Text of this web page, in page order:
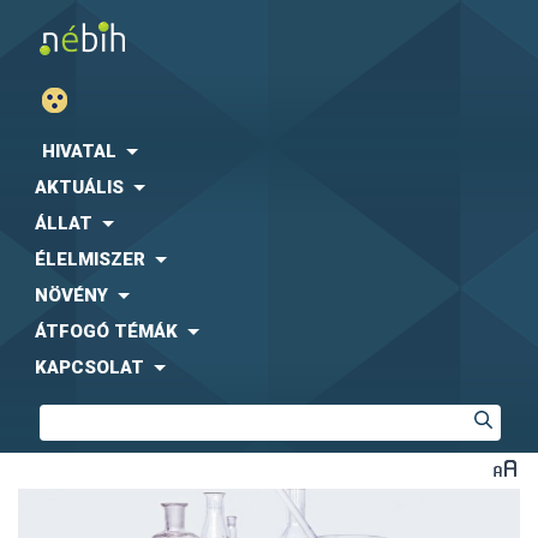
HIVATAL
AKTUÁLIS
ÁLLAT
ÉLELMISZER
NÖVÉNY
ÁTFOGÓ TÉMÁK
KAPCSOLAT